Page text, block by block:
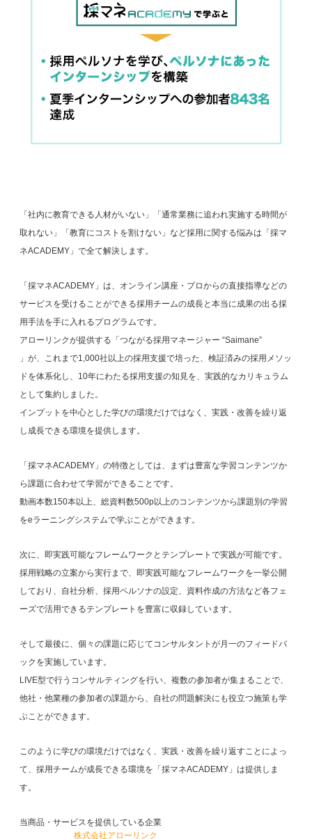
「社内に教育できる人材がいない」「通常業務に追われ実施する時間が
取れない」「教育にコストを割けない」など採用に関する悩みは「採マ
ネACADEMY」で全て解決します。
「採マネACADEMY」は、オンライン講座・プロからの直接指導などの
サービスを受けることができる採用チームの成長と本当に成果の出る採
用手法を手に入れるプログラムです。
アローリンクが提供する「つながる採用マネージャー “Saimane”
」が、これまで1,000社以上の採用支援で培った、検証済みの採用メソッ
ドを体系化し、10年にわたる採用支援の知見を、実践的なカリキュラム
として集約しました。
インプットを中心とした学びの環境だけではなく、実践・改善を繰り返
し成長できる環境を提供します。
「採マネACADEMY」の特徴としては、まずは豊富な学習コンテンツか
ら課題に合わせて学習ができることです。
動画本数150本以上、総資料数500p以上のコンテンツから課題別の学習
をeラーニングシステムで学ぶことができます。
次に、即実践可能なフレームワークとテンプレートで実践が可能です。
採用戦略の立案から実行まで、即実践可能なフレームワークを一挙公開
しており、自社分析、採用ペルソナの設定、資料作成の方法など各フェ
ーズで活用できるテンプレートを豊富に収録しています。
そして最後に、個々の課題に応じてコンサルタントが月一のフィードバ
ックを実施しています。
LIVE型で行うコンサルティングを行い、複数の参加者が集まることで、
他社・他業種の参加者の課題から、自社の問題解決にも役立つ施策も学
ぶことができます。
このように学びの環境だけではなく、実践・改善を繰り返すことによっ
て、採用チームが成長できる環境を「採マネACADEMY」は提供しま
す。
当商品・サービスを提供している企業
株式会社アローリンク